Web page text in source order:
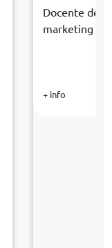
Docente de
marketing
+ info